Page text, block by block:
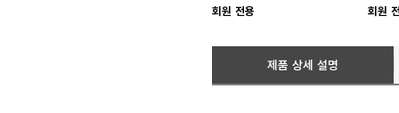
회원 전용 회원
제품 상세 설명